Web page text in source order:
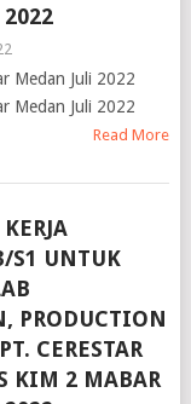
Medan Juli 2022
Medan Juli 2022
Read More
S1 UNTUK
PRODUCTION
CERESTAR
KIM 2 MABAR